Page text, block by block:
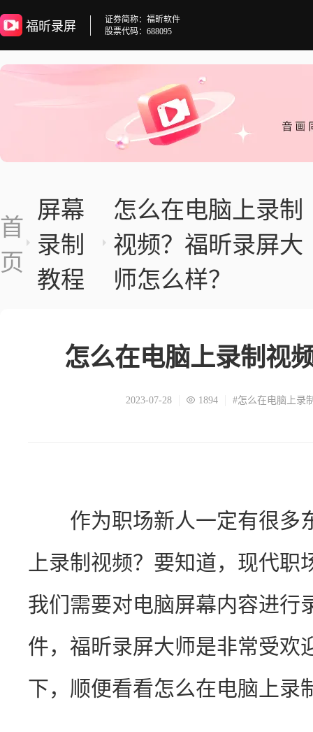
福昕录屏
证券简称：福昕软件
股票代码：688095
首
页
屏幕
录制
教程
怎么在电脑上录制
视频？福昕录屏大
师怎么样？
怎么在电脑上录制视
2023-07-28 1894 #怎么在电脑上录
作为职场新人一定有很多
上录制视频？要知道，现代
我们需要对电脑屏幕内容进行
件，福昕录屏大师是非常受欢
下，顺便看看怎么在电脑上录